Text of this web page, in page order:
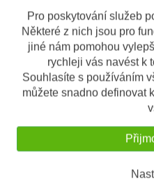
Pro poskytování služeb
Některé z nich jsou pro
jiné nám pomohou
rychleji vás navést k
Souhlasíte s používáním
můžete snadno definovat
V balení je pouze 1 ks!
Barva:
Tělo: černé
Sklíčko: čiré
Rozměry:
Délka: 14 mm
Maximální průměr 10 mm
Průměr sklíčka: 7,8 mm